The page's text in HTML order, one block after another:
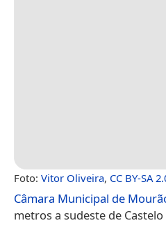
Foto: Vitor Oliveira, CC BY-SA
Câmara Municipal de
metros a sudeste de